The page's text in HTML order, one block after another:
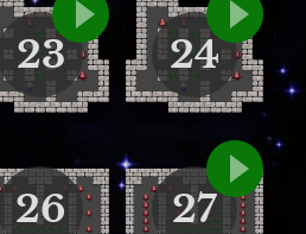
23 24
26 27